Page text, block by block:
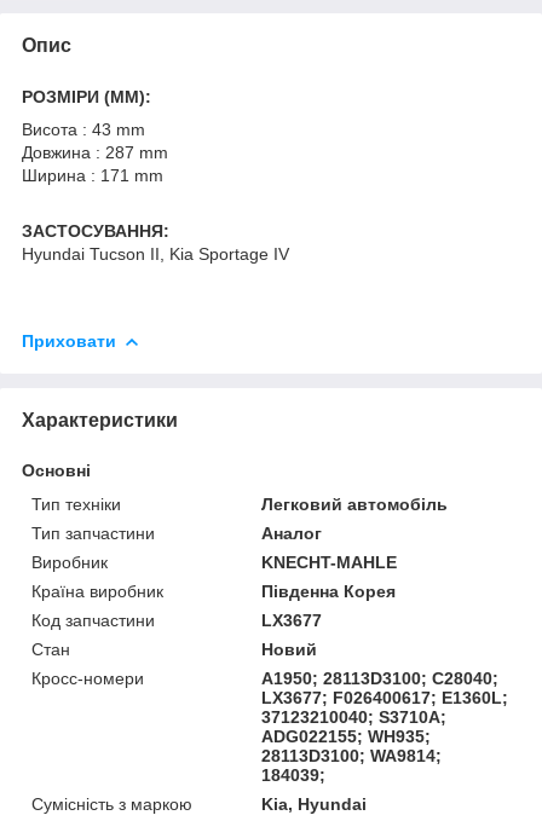
Опис
РОЗМІРИ (MM):
Висота : 43 mm
Довжина : 287 mm
Ширина : 171 mm
ЗАСТОСУВАННЯ:
Hyundai Tucson II, Kia Sportage IV
Приховати
Характеристики
Основні
Тип техніки
Легковий автомобіль
Тип запчастини
Аналог
Виробник
KNECHT-MAHLE
Країна виробник
Південна Корея
Код запчастини
LX3677
Стан
Новий
Кросс-номери
A1950; 28113D3100; C28040;
LX3677; F026400617; E1360L;
37123210040; S3710A;
ADG022155; WH935;
28113D3100; WA9814;
184039;
Сумісність з маркою
Kia, Hyundai